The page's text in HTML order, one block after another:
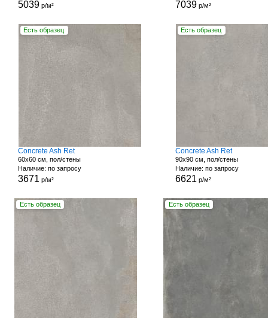
5039 р/м² 7039 р/м²
Есть образец
Concrete Ash Ret
60x60 см, пол/стены
Наличие: по запросу
3671 р/м²
Есть образец
Concrete Ash Ret
90x90 см, пол/стены
Наличие: по запросу
6621 р/м²
Есть образец Есть образец